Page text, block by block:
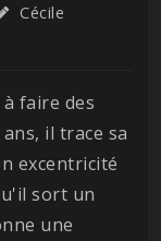
Cécile
faire des
il trace sa
excentricité
sort un
une